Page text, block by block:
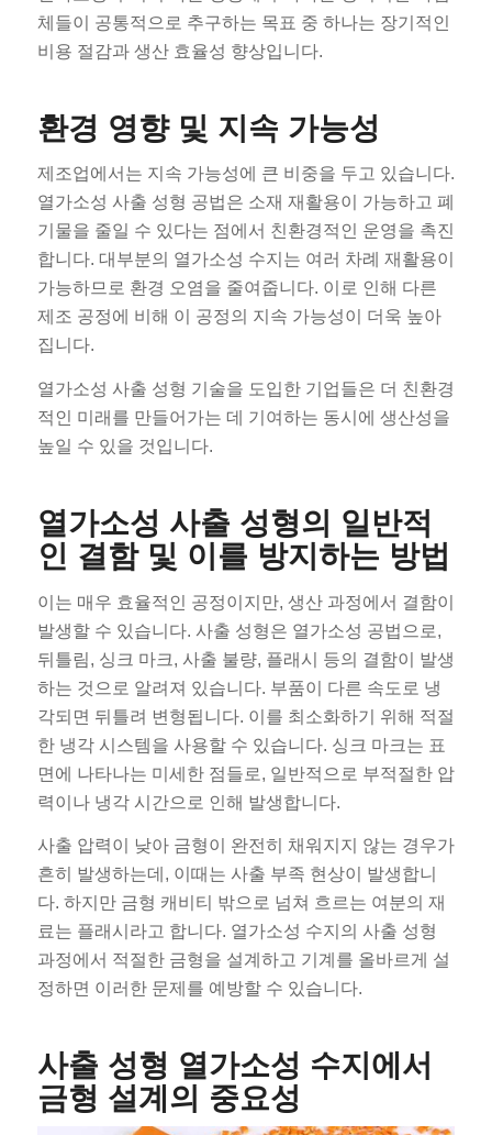
체들이 공통적으로 추구하는 목표 중 하나는 장기적인
비용 절감과 생산 효율성 향상입니다.
환경 영향 및 지속 가능성
제조업에서는 지속 가능성에 큰 비중을 두고 있습니다.
열가소성 사출 성형 공법은 소재 재활용이 가능하고 폐
기물을 줄일 수 있다는 점에서 친환경적인 운영을 촉진
합니다. 대부분의 열가소성 수지는 여러 차례 재활용이
가능하므로 환경 오염을 줄여줍니다. 이로 인해 다른
제조 공정에 비해 이 공정의 지속 가능성이 더욱 높아
집니다.
열가소성 사출 성형 기술을 도입한 기업들은 더 친환경
적인 미래를 만들어가는 데 기여하는 동시에 생산성을
높일 수 있을 것입니다.
열가소성 사출 성형의 일반적
인 결함 및 이를 방지하는 방법
이는 매우 효율적인 공정이지만, 생산 과정에서 결함이
발생할 수 있습니다. 사출 성형은 열가소성 공법으로,
뒤틀림, 싱크 마크, 사출 불량, 플래시 등의 결함이 발생
하는 것으로 알려져 있습니다. 부품이 다른 속도로 냉
각되면 뒤틀려 변형됩니다. 이를 최소화하기 위해 적절
한 냉각 시스템을 사용할 수 있습니다. 싱크 마크는 표
면에 나타나는 미세한 점들로, 일반적으로 부적절한 압
력이나 냉각 시간으로 인해 발생합니다.
사출 압력이 낮아 금형이 완전히 채워지지 않는 경우가
흔히 발생하는데, 이때는 사출 부족 현상이 발생합니
다. 하지만 금형 캐비티 밖으로 넘쳐 흐르는 여분의 재
료는 플래시라고 합니다. 열가소성 수지의 사출 성형
과정에서 적절한 금형을 설계하고 기계를 올바르게 설
정하면 이러한 문제를 예방할 수 있습니다.
사출 성형 열가소성 수지에서
금형 설계의 중요성